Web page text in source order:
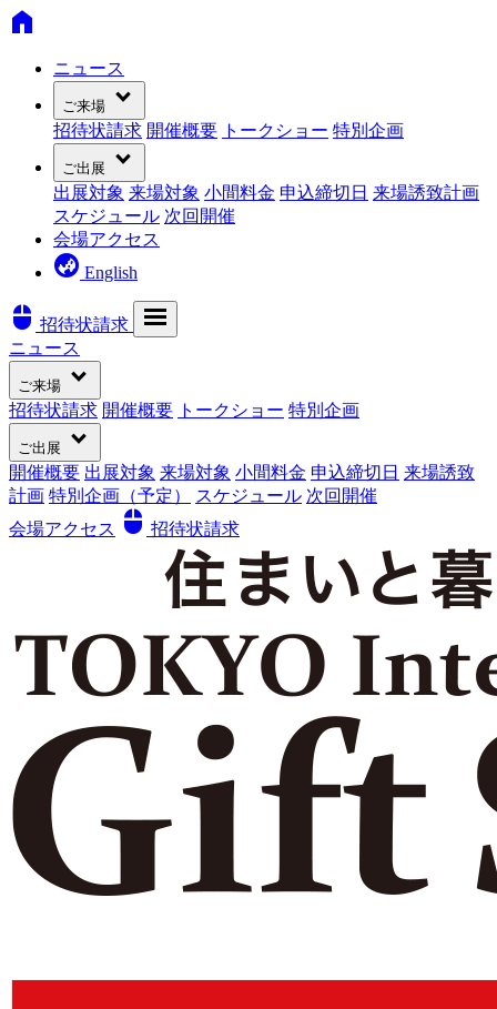
home
ニュース
ご来場 expand_more
招待状請求 開催概要 トークショー 特別企画
ご出展 expand_more
出展対象 来場対象 小間料金 申込締切日 来場誘致計画
スケジュール 次回開催
会場アクセス
globe_asia English
mouse 招待状請求 menu
ニュース
ご来場 expand_more
招待状請求 開催概要 トークショー 特別企画
ご出展 expand_more
開催概要 出展対象 来場対象 小間料金 申込締切日 来場誘致
計画 特別企画（予定） スケジュール 次回開催
会場アクセス mouse 招待状請求